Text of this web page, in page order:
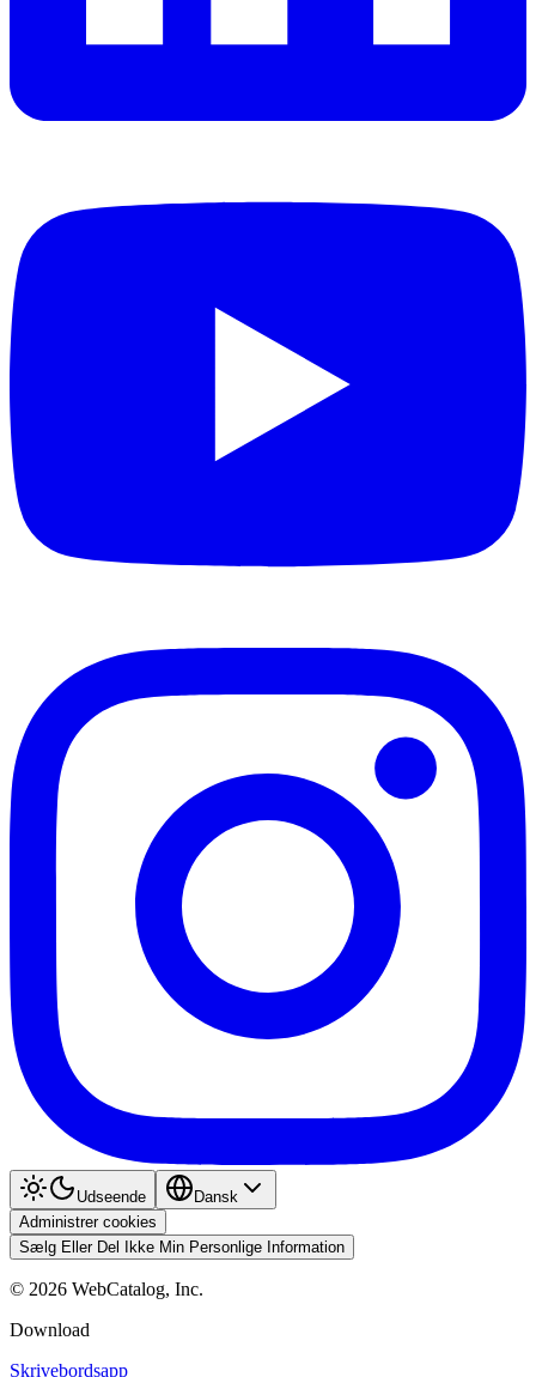
Udseende
Dansk
Administrer cookies
Sælg Eller Del Ikke Min Personlige Information
© 2026 WebCatalog, Inc.
Download
Skrivebordsapp